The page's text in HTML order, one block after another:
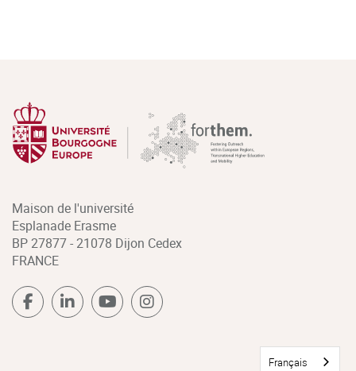
Maison de l'université
Esplanade Erasme
BP 27877 - 21078 Dijon Cedex
FRANCE
Français